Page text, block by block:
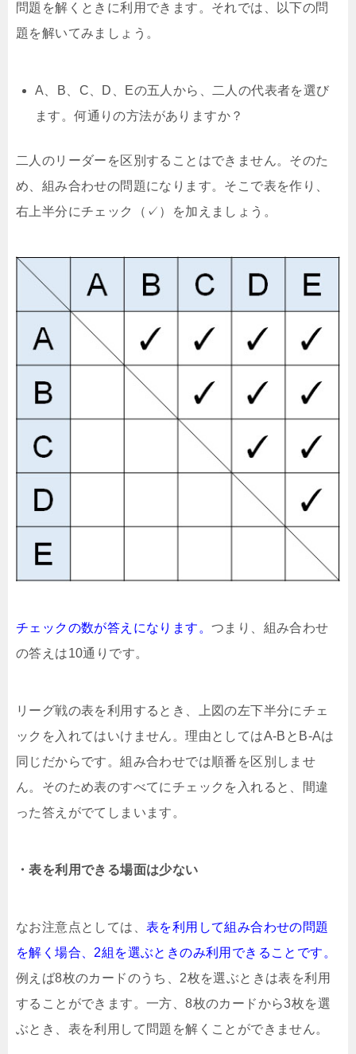
問題を解くときに利用できます。それでは、以下の問
題を解いてみましょう。
A、B、C、D、Eの五人から、二人の代表者を選び
ます。何通りの方法がありますか？
二人のリーダーを区別することはできません。そのた
め、組み合わせの問題になります。そこで表を作り、
右上半分にチェック（✓）を加えましょう。
チェックの数が答えになります。 つまり、組み合わせ
の答えは10通りです。
リーグ戦の表を利用するとき、上図の左下半分にチェ
ックを入れてはいけません。理由としてはA-BとB-Aは
同じだからです。組み合わせでは順番を区別しませ
ん。そのため表のすべてにチェックを入れると、間違
った答えがでてしまいます。
・表を利用できる場面は少ない
なお注意点としては、 表を利用して組み合わせの問題
を解く場合、2組を選ぶときのみ利用できることです。
例えば8枚のカードのうち、2枚を選ぶときは表を利用
することができます。一方、8枚のカードから3枚を選
ぶとき、表を利用して問題を解くことができません。